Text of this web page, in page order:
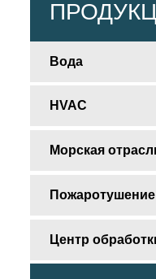
Вода
HVAC
Морская
Пожаротушение
Центр